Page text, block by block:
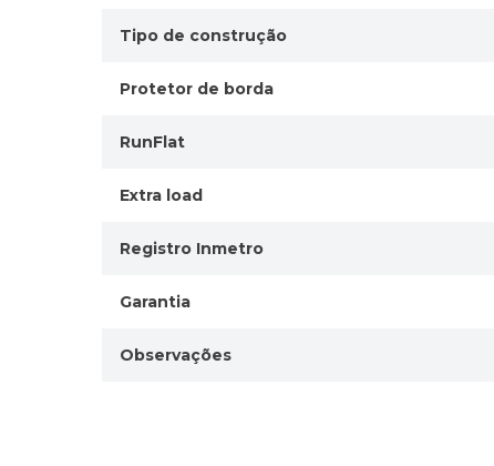
Tipo de construção
Protetor de borda
RunFlat
Extra load
Registro Inmetro
Garantia
Observações